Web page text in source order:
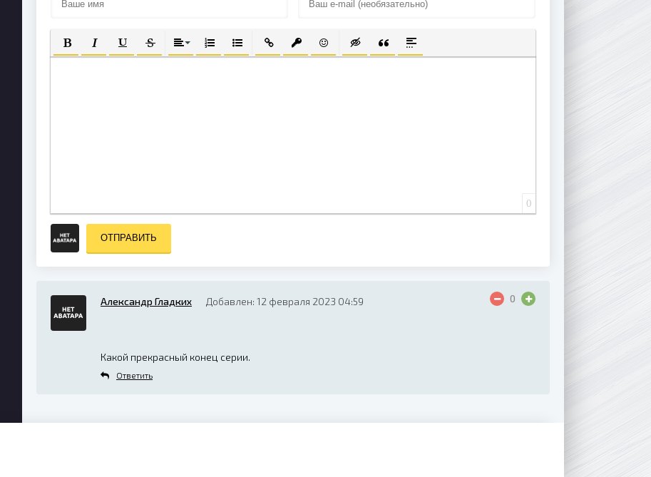
ПОЛУЖИРНЫЙ
КУРСИВПОДЧЕРКНУТЫЙ
ЗАЧЕРКНУТЫЙВЫРАВНИВАНИЕ
НУМЕРОВАННЫЙ СПИСОК
МАРКИРОВАННЫЙ СПИСОК
ВСТАВИТЬ ССЫЛКУ
ВСТАВИТЬ ЗАЩИЩЕННУЮ ССЫЛКУ
ВСТАВИТЬ СМАЙЛИК
ВСТАВКА СКРЫТОГО ТЕКСТА
ВСТАВКА ЦИТАТЫ
ВСТАВКА СПОЙЛЕРА
0
ОТПРАВИТЬ
Александр Гладких Добавлен: 12 февраля 2023 04:59 0
Какой прекрасный конец серии.
Ответить